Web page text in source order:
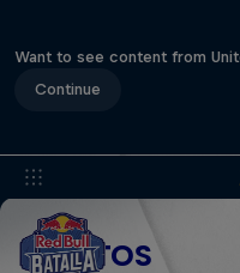
Want to see content from
Continue
EVENTOS